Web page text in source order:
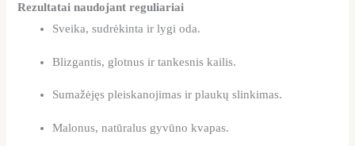
Rezultatai naudojant reguliariai
Sveika, sudrėkinta ir lygi oda.
Blizgantis, glotnus ir tankesnis kailis.
Sumažėjęs pleiskanojimas ir plaukų slinkimas.
Malonus, natūralus gyvūno kvapas.